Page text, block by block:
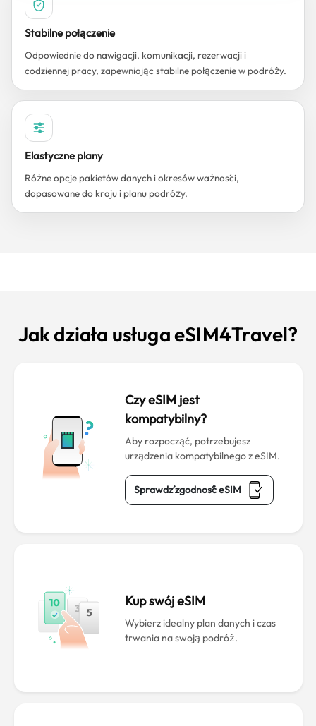
Stabilne połączenie
Odpowiednie do nawigacji, komunikacji, rezerwacji i
codziennej pracy, zapewniając stabilne połączenie w podróży.
Elastyczne plany
Różne opcje pakietów danych i okresów ważności,
dopasowane do kraju i planu podróży.
Jak działa usługa eSIM4Travel?
Czy eSIM jest
kompatybilny?
Aby rozpocząć, potrzebujesz
urządzenia kompatybilnego z eSIM.
Sprawdź zgodność eSIM
Kup swój eSIM
Wybierz idealny plan danych i czas
trwania na swoją podróż.